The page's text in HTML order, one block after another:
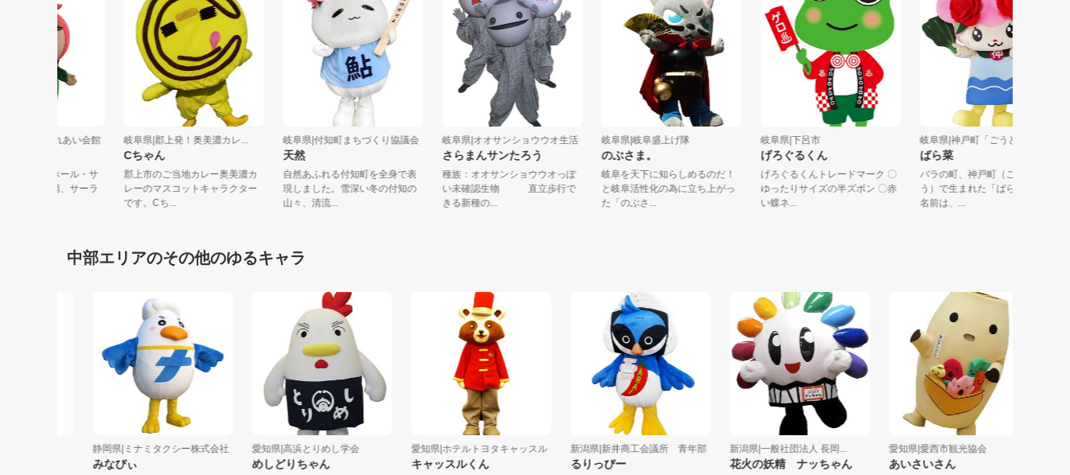
|岐阜県県民ふれあい会館
のコンサートホール・サ
カホールの妖精、サーラ
岐阜県|郡上発！奥美濃カレ...
Cちゃん
郡上市のご当地カレー奥美濃カ
レーのマスコットキャラクター
です。Cち...
岐阜県|付知町まちづくり協議会
天然
自然あふれる付知町を全身で表
現しました。雪深い冬の付知の
山々、清流...
岐阜県|オオサンショウウオ生活
さらまんサンたろう
種族：オオサンショウウオっぽ
い未確認生物 直立歩行で
きる新種の...
岐阜県|岐阜盛上げ隊
のぶさま。
岐阜を天下に知らしめるのだ！
と岐阜活性化の為に立ち上がっ
た「のぶさ...
岐阜県|下呂市
げろぐるくん
げろぐるくんトレードマーク 〇
ゆったりサイズの半ズボン 〇赤
い蝶ネ...
岐阜県|神戸町「ごうどちょう
ばら菜
バラの町、神戸町（ごうどち
う）で生まれた「ばら菜」だ
名前は、...
中部エリアのその他のゆるキャラ
静岡県|ミナミタクシー株式会社
みなぴぃ
愛知県|高浜とりめし学会
めしどりちゃん
愛知県|ホテルトヨタキャッスル
キャッスルくん
新潟県|新井商工会議所 青年部
るりっぴー
新潟県|一般社団法人 長岡...
花火の妖精 ナッちゃん
愛知県|愛西市観光協会
あいさいさん